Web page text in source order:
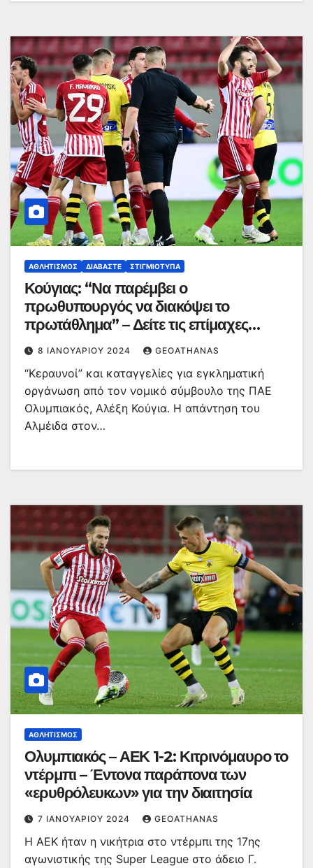
ΑΘΛΗΤΙΣΜΌΣ ΔΙΑΒΆΣΤΕ ΣΤΙΓΜΙΌΤΥΠΑ
Κούγιας: “Να παρέμβει ο
πρωθυπουργός να διακόψει το
πρωτάθλημα” – Δείτε τις επίμαχες
φάσεις
8 ΙΑΝΟΥΑΡΊΟΥ 2024 GEOATHANAS
“Κεραυνοί” και καταγγελίες για εγκληματική
οργάνωση από τον νομικό σύμβουλο της ΠΑΕ
Ολυμπιακός, Αλέξη Κούγια. Η απάντηση του
Αλμέιδα στον…
ΑΘΛΗΤΙΣΜΌΣ
Ολυμπιακός – ΑΕΚ 1-2: Κιτρινόμαυρο το
ντέρμπι – Έντονα παράπονα των
«ερυθρόλευκων» για την διαιτησία
7 ΙΑΝΟΥΑΡΊΟΥ 2024 GEOATHANAS
Η ΑΕΚ ήταν η νικήτρια στο ντέρμπι της 17ης
αγωνιστικής της Super League στο άδειο Γ.